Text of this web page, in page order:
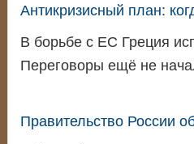
Антикризисный план:
В борьбе с ЕС Греция
Переговоры ещё не
Правительство России